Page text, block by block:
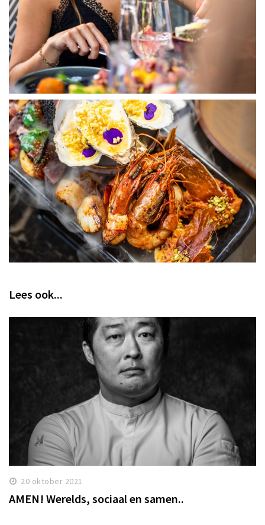
Lees ook...
20 oktober 2021
AMEN! Werelds, sociaal en samen..